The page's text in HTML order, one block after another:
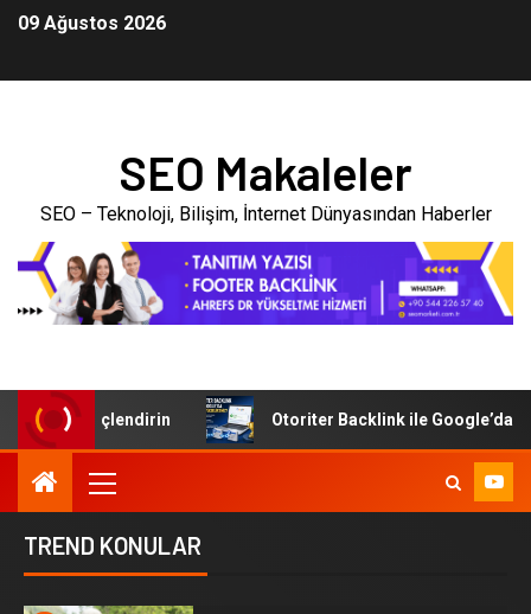
09 Ağustos 2026
SEO Makaleler
SEO – Teknoloji, Bilişim, İnternet Dünyasından Haberler
Güçlendirin Otoriter Backlink ile Google’da Nasıl
TREND KONULAR